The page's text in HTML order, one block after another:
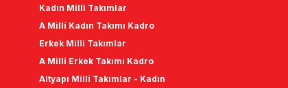
Kadın Milli Takımlar
A Milli Kadın Takımı Kadro
Erkek Milli Takımlar
A Milli Erkek Takımı Kadro
Altyapı Milli Takımlar - Kadın